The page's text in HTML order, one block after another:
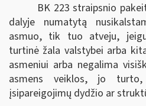
BK 223 straipsnio
dalyje numatytą
asmuo, tik tuo atveju,
turtinė žala valstybei arba
asmeniui arba negalima
asmens veiklos, jo
įsipareigojimų dydžio ar